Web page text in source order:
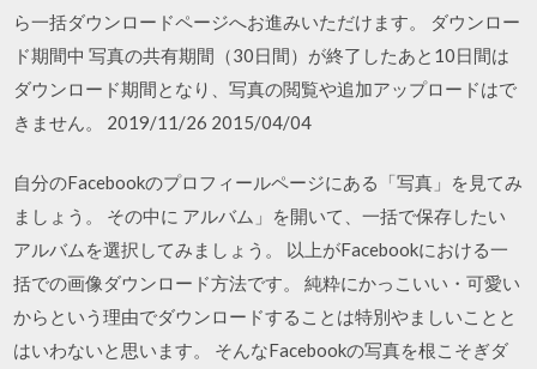
ら一括ダウンロードページへお進みいただけます。 ダウンロー
ド期間中 写真の共有期間（30日間）が終了したあと10日間は
ダウンロード期間となり、写真の閲覧や追加アップロードはで
きません。 2019/11/26 2015/04/04
自分のFacebookのプロフィールページにある「写真」を見てみ
ましょう。 その中に アルバム」を開いて、一括で保存したい
アルバムを選択してみましょう。 以上がFacebookにおける一
括での画像ダウンロード方法です。 純粋にかっこいい・可愛い
からという理由でダウンロードすることは特別やましいことと
はいわないと思います。 そんなFacebookの写真を根こそぎダ